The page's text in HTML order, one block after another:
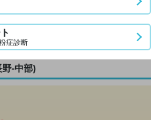
症診断
野-中部)